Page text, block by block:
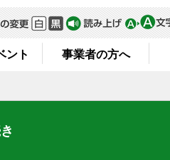
ント 事業者の方へ